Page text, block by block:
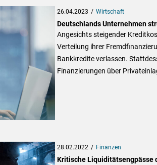
26.04.2023 Wirtschaft
Deutschlands Unternehmen
Angesichts steigender
Verteilung ihrer
Bankkredite verlassen.
Finanzierungen über
28.02.2022 Finanzen
Kritische Liquiditätsengpässe